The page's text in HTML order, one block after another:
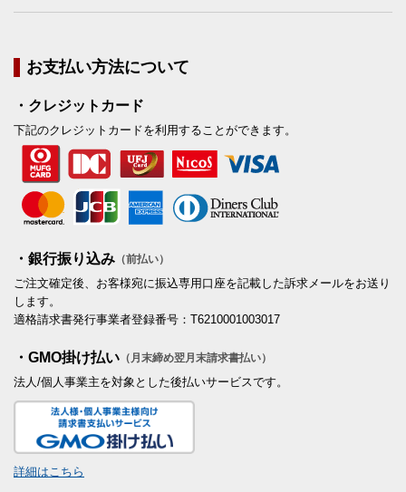
お支払い方法について
・クレジットカード
下記のクレジットカードを利用することができます。
・銀行振り込み （前払い）
ご注文確定後、お客様宛に振込専用口座を記載した訴求メールをお送り
します。
適格請求書発行事業者登録番号：T6210001003017
・GMO掛け払い （月末締め翌月末請求書払い）
法人/個人事業主を対象とした後払いサービスです。
詳細はこちら